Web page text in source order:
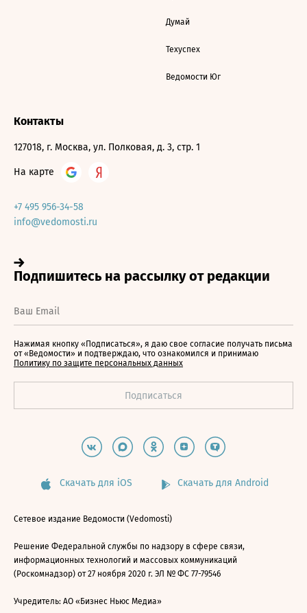
Думай
Техуспех
Ведомости Юг
Контакты
127018, г. Москва, ул. Полковая, д. 3, стр. 1
На карте
+7 495 956-34-58
info@vedomosti.ru
Нажимая кнопку «Подписаться», я даю свое согласие получать письма
от «Ведомости» и подтверждаю, что ознакомился и принимаю
Политику по защите персональных данных
Скачать для iOS Скачать для Android
Сетевое издание Ведомости (Vedomosti)
Решение Федеральной службы по надзору в сфере связи,
информационных технологий и массовых коммуникаций
(Роскомнадзор) от 27 ноября 2020 г. ЭЛ № ФС 77-79546
Учредитель: АО «Бизнес Ньюс Медиа»